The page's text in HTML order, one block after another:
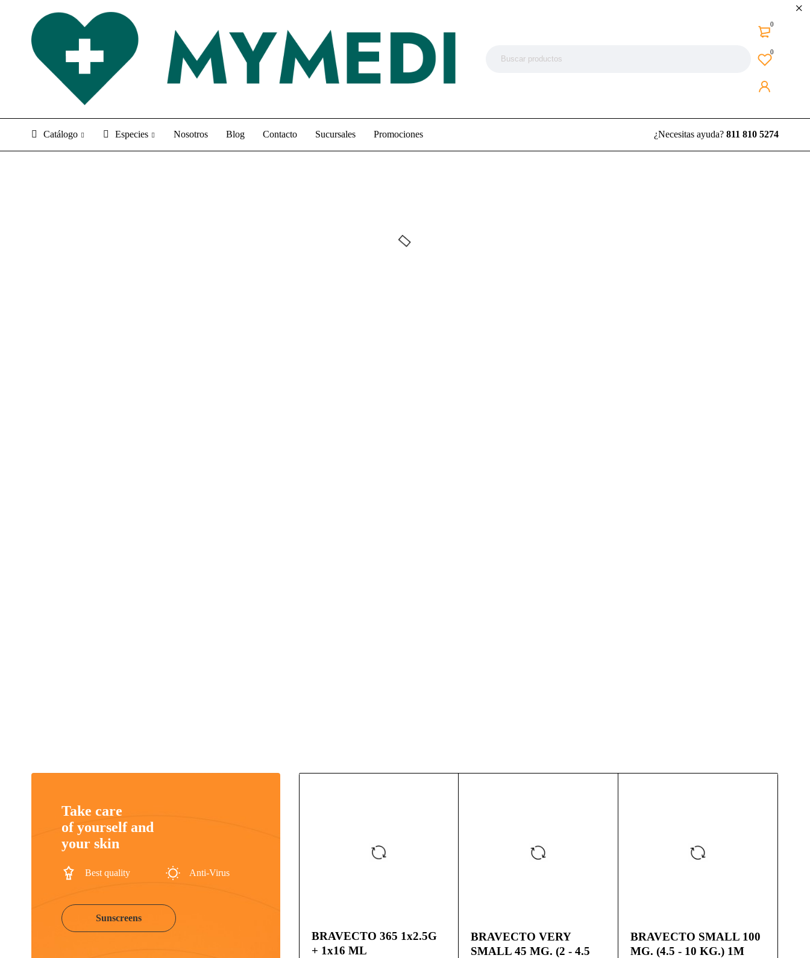
0
0
Catálogo Especies Nosotros Blog Contacto Sucursales Promociones ¿Necesitas ayuda? 811 810 5274
Take care
of yourself and
your skin
Best quality Anti-Virus
Sunscreens
BRAVECTO 365 1x2.5G
+ 1x16 ML
BRAVECTO VERY
SMALL 45 MG. (2 - 4.5
BRAVECTO SMALL 100
MG. (4.5 - 10 KG.) 1M